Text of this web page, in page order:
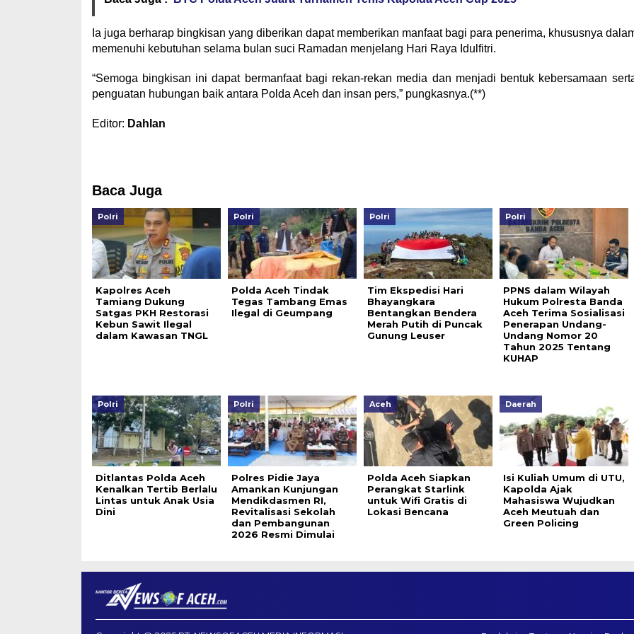
Ia juga berharap bingkisan yang diberikan dapat memberikan manfaat bagi para penerima, khususnya
memenuhi kebutuhan selama bulan suci Ramadan menjelang Hari Raya Idulfitri.
“Semoga bingkisan ini dapat bermanfaat bagi rekan-rekan media dan menjadi bentuk kebersamaan
penguatan hubungan baik antara Polda Aceh dan insan pers,” pungkasnya.(**)
Editor: Dahlan
Baca Juga
Polri
Kapolres Aceh
Tamiang Dukung
Satgas PKH Restorasi
Kebun Sawit Ilegal
dalam Kawasan TNGL
Polri
Polda Aceh Tindak
Tegas Tambang Emas
Ilegal di Geumpang
Polri
Tim Ekspedisi Hari
Bhayangkara
Bentangkan Bendera
Merah Putih di Puncak
Gunung Leuser
Polri
PPNS dalam Wilayah
Hukum Polresta Banda
Aceh Terima Sosialisasi
Penerapan Undang-
Undang Nomor 20
Tahun 2025 Tentang
KUHAP
Polri
Ditlantas Polda Aceh
Kenalkan Tertib Berlalu
Lintas untuk Anak Usia
Dini
Polri
Polres Pidie Jaya
Amankan Kunjungan
Mendikdasmen RI,
Revitalisasi Sekolah
dan Pembangunan
2026 Resmi Dimulai
Aceh
Polda Aceh Siapkan
Perangkat Starlink
untuk Wifi Gratis di
Lokasi Bencana
Daerah
Isi Kuliah Umum di UTU,
Kapolda Ajak
Mahasiswa Wujudkan
Aceh Meutuah dan
Green Policing